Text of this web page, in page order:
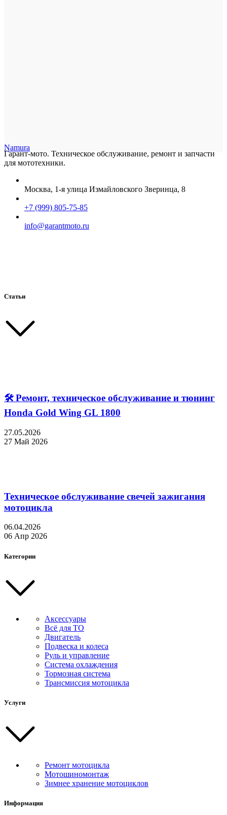
Namura
Гарант-мото. Техническое обслуживание, ремонт и запчасти
для мототехники.
Москва, 1-я улица Измайловского Зверинца, 8
+7 (999) 805-75-85
info@garantmoto.ru
Статьи
🛠 Ремонт, техническое обслуживание и тюнинг
Honda Gold Wing GL 1800
27.05.2026
27 Май 2026
Техническое обслуживание свечей зажигания
мотоцикла
06.04.2026
06 Апр 2026
Категории
Аксессуары
Всё для ТО
Двигатель
Подвеска и колеса
Руль и управление
Система охлаждения
Тормозная система
Трансмиссия мотоцикла
Услуги
Ремонт мотоцикла
Мотошиномонтаж
Зимнее хранение мотоциклов
Информация